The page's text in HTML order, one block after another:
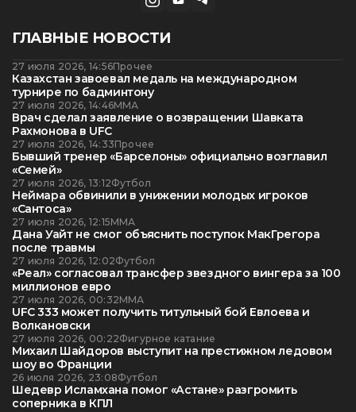
ГЛАВНЫЕ НОВОСТИ
27 июля 2026, 14:56Прочее
Казахстан завоевал медаль на международном
турнире по бадминтону
27 июля 2026, 14:46ММА
Врач сделал заявление о возвращении Шавката
Рахмонова в UFC
27 июля 2026, 14:33Прочее
Бывший тренер «Барселоны» официально возглавил
«Семей»
27 июля 2026, 13:12Футбол
Неймара обвинили в унижении молодых игроков
«Сантоса»
27 июля 2026, 12:15ММА
Дана Уайт не смог объяснить поступок МакГрегора
после травмы
27 июля 2026, 12:02Футбол
«Реал» согласовал трансфер звездного вингера за 100
миллионов евро
27 июля 2026, 00:32ММА
UFC 333 может получить титульный бой Евлоева и
Волкановски
27 июля 2026, 00:22Фигурное катание
Михаил Шайдоров выступит на престижном ледовом
шоу во Франции
26 июля 2026, 23:08Футбол
Шедевр Исламхана помог «Астане» разгромить
соперника в КПЛ